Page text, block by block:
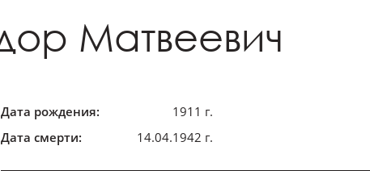
Матвеевич
Дата рождения:
1911 г.
Дата смерти:
14.04.1942 г.